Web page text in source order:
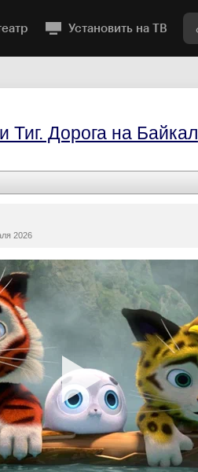
Установить на ТВ
Тиг. Дорога на Байкал
2026